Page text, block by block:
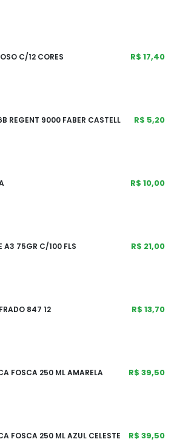
C/12 CORES R$ 17,40
REGENT 9000 FABER CASTELL R$ 5,20
R$ 10,00
A3 75GR C/100 FLS R$ 21,00
847 12 R$ 13,70
FOSCA 250 ML AMARELA R$ 39,50
FOSCA 250 ML AZUL CELESTE R$ 39,50